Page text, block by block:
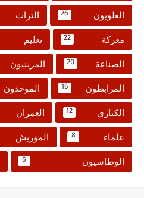
العلويون 26 التراث
معركة 22 تعليم
الصناعة 20 المرينيون
المرابطون 16 الموحدون
الكناري 12 العمران
علماء 8 الموريش
الوطاسيون 6